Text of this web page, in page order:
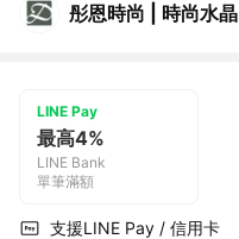
彤恩時尚 | 時尚水晶
LINE Pay
最高4%
LINE Bank
單筆滿額
支援LINE Pay / 信用卡